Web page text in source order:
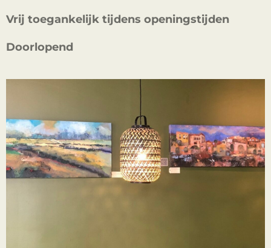
Vrij toegankelijk tijdens openingstijden
Doorlopend